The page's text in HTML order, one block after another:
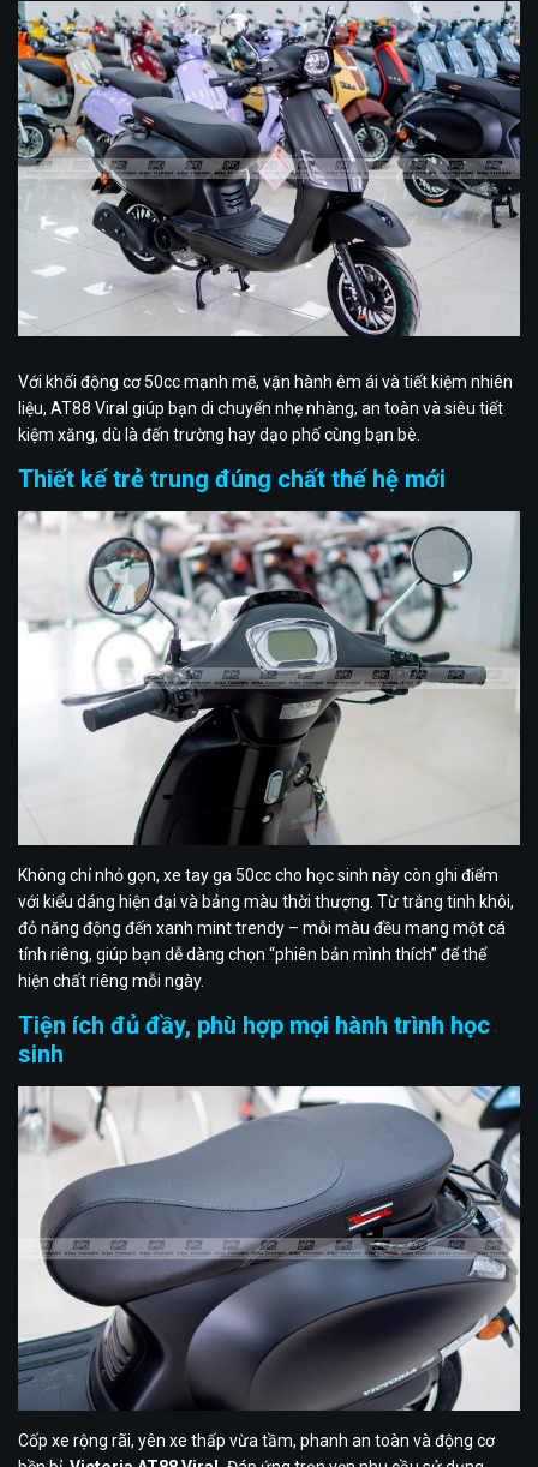
Với khối động cơ 50cc mạnh mẽ, vận hành êm ái và tiết kiệm nhiên
liệu, AT88 Viral giúp bạn di chuyển nhẹ nhàng, an toàn và siêu tiết
kiệm xăng, dù là đến trường hay dạo phố cùng bạn bè.
Thiết kế trẻ trung đúng chất thế hệ mới
Không chỉ nhỏ gọn, xe tay ga 50cc cho học sinh này còn ghi điểm
với kiểu dáng hiện đại và bảng màu thời thượng. Từ trắng tinh khôi,
đỏ năng động đến xanh mint trendy – mỗi màu đều mang một cá
tính riêng, giúp bạn dễ dàng chọn “phiên bản mình thích” để thể
hiện chất riêng mỗi ngày.
Tiện ích đủ đầy, phù hợp mọi hành trình học
sinh
Cốp xe rộng rãi, yên xe thấp vừa tầm, phanh an toàn và động cơ